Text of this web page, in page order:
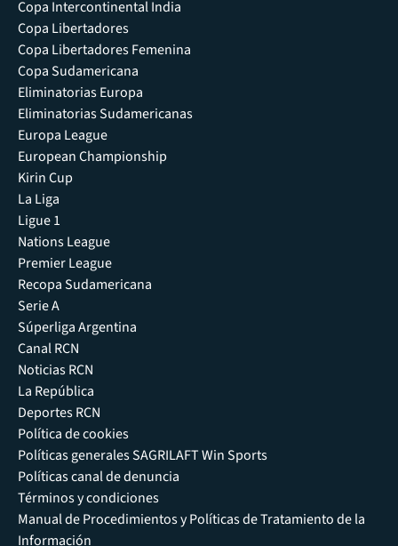
Copa Intercontinental India
Copa Libertadores
Copa Libertadores Femenina
Copa Sudamericana
Eliminatorias Europa
Eliminatorias Sudamericanas
Europa League
European Championship
Kirin Cup
La Liga
Ligue 1
Nations League
Premier League
Recopa Sudamericana
Serie A
Súperliga Argentina
Canal RCN
Noticias RCN
La República
Deportes RCN
Política de cookies
Políticas generales SAGRILAFT Win Sports
Políticas canal de denuncia
Términos y condiciones
Manual de Procedimientos y Políticas de Tratamiento de la
Información